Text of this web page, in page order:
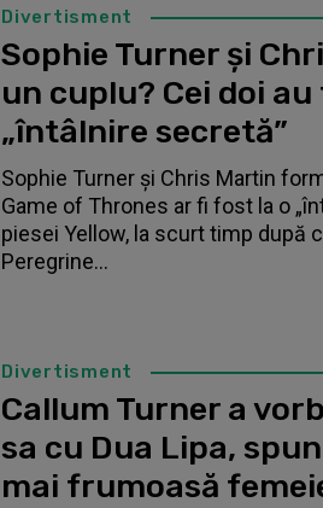
Divertisment
Sophie Turner și
un cuplu? Cei doi
„întâlnire secretă”
Sophie Turner și Chris Martin
Game of Thrones ar fi fost la o
piesei Yellow, la scurt timp după
Peregrine...
Divertisment
Callum Turner a
sa cu Dua Lipa,
mai frumoasă